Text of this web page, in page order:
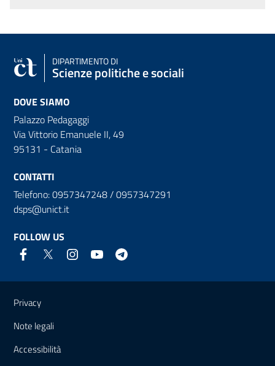
DIPARTIMENTO DI
Scienze politiche e sociali
DOVE SIAMO
Palazzo Pedagaggi
Via Vittorio Emanuele II, 49
95131 - Catania
CONTATTI
Telefono: 0957347248 / 0957347291
dsps@unict.it
FOLLOW US
Useful links and information
Privacy
Note legali
Accessibilità